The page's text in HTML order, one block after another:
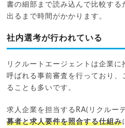
書の細部まで読み込んで比較する
出るまで時間がかかります。
社内選考が行われている
リクルートエージェントは企業に
呼ばれる事前審査を行っており、
ることも多いです。
求人企業を担当するRA(リクルー
募者と求人要件を照合する仕組み